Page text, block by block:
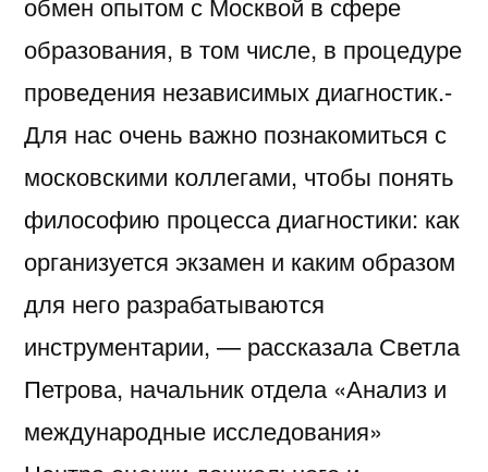
образования, в том числе, в процедуре
проведения независимых диагностик.-
Для нас очень важно познакомиться с
московскими коллегами, чтобы понять
философию процесса диагностики: как
организуется экзамен и каким образом
для него разрабатываются
инструментарии, — рассказала Светла
Петрова, начальник отдела «Анализ и
международные исследования»